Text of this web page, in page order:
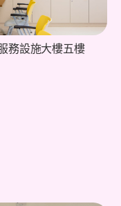
務設施大樓五樓